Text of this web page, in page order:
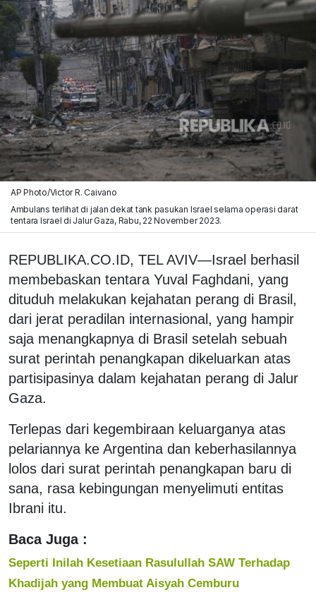
AP Photo/Victor R. Caivano
Ambulans terlihat di jalan dekat tank pasukan Israel selama operasi darat
tentara Israel di Jalur Gaza, Rabu, 22 November 2023.
REPUBLIKA.CO.ID, TEL AVIV—Israel berhasil
membebaskan tentara Yuval Faghdani, yang
dituduh melakukan kejahatan perang di Brasil,
dari jerat peradilan internasional, yang hampir
saja menangkapnya di Brasil setelah sebuah
surat perintah penangkapan dikeluarkan atas
partisipasinya dalam kejahatan perang di Jalur
Gaza.
Terlepas dari kegembiraan keluarganya atas
pelariannya ke Argentina dan keberhasilannya
lolos dari surat perintah penangkapan baru di
sana, rasa kebingungan menyelimuti entitas
Ibrani itu.
Baca Juga :
Seperti Inilah Kesetiaan Rasulullah SAW Terhadap
Khadijah yang Membuat Aisyah Cemburu